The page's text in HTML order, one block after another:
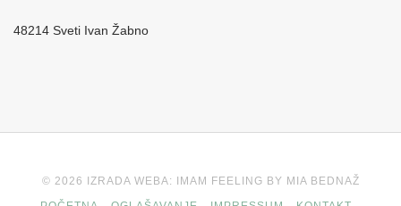
48214 Sveti Ivan Žabno
© 2026 IZRADA WEBA: IMAM FEELING BY MIA BEDNAŽ